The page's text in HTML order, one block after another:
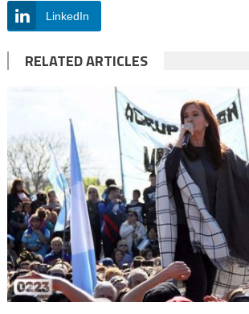
LinkedIn
RELATED ARTICLES